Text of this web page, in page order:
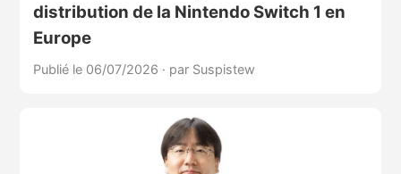
distribution de la Nintendo Switch 1 en
Europe
Publié le 06/07/2026 · par Suspistew